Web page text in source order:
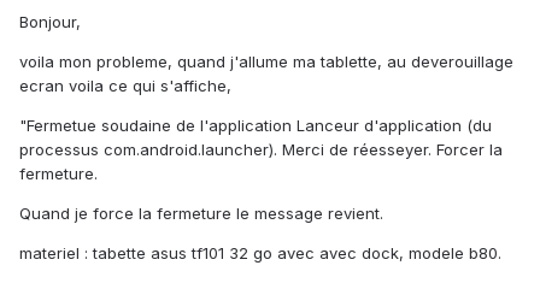
Bonjour,
voila mon probleme, quand j'allume ma tablette, au deverouillage
ecran voila ce qui s'affiche,
"Fermetue soudaine de l'application Lanceur d'application (du
processus com.android.launcher). Merci de réesseyer. Forcer la
fermeture.
Quand je force la fermeture le message revient.
materiel : tabette asus tf101 32 go avec avec dock, modele b80.